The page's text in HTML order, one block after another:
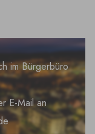
im Bürgerbüro
E-Mail an